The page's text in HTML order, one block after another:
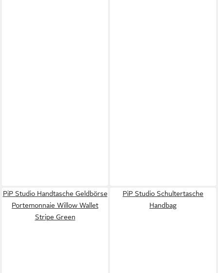
PiP Studio Handtasche Geldbörse
Portemonnaie Willow Wallet
Stripe Green
PiP Studio Schultertasche
Handbag